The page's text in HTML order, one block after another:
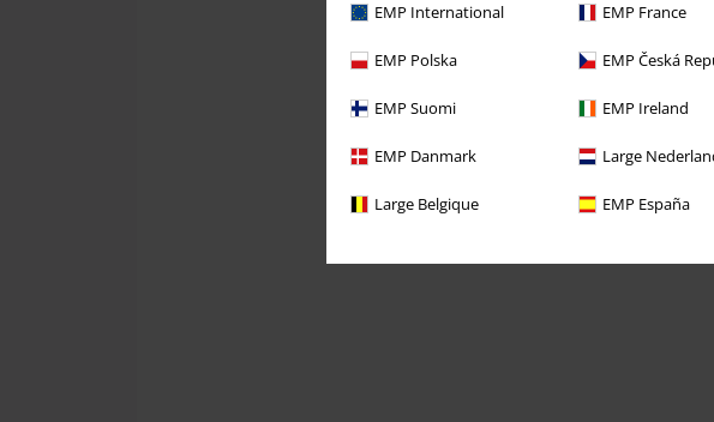
EMP International EMP France
EMP Polska EMP Česká
EMP Suomi EMP Ireland
EMP Danmark Large
Large Belgique EMP España